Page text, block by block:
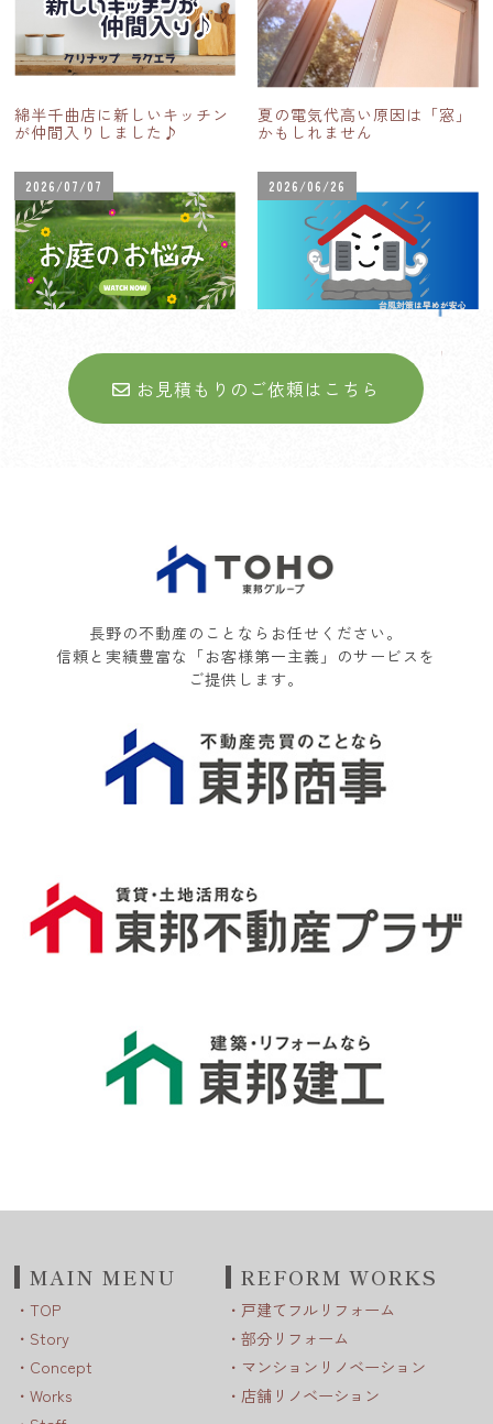
綿半千曲店に新しいキッチン
が仲間入りしました♪
夏の電気代高い原因は「窓」
かもしれません
2026/07/07
お庭に関するお悩みについて
2026/06/26
台風シーズン到来！住まいの
お見積もりのご依頼はこちら
長野の不動産のことならお任せください。
信頼と実績豊富な「お客様第一主義」のサービスを
ご提供します。
MAIN MENU
TOP
Story
Concept
Works
REFORM WORKS
戸建てフルリフォーム
部分リフォーム
マンションリノベーション
店舗リノベーション